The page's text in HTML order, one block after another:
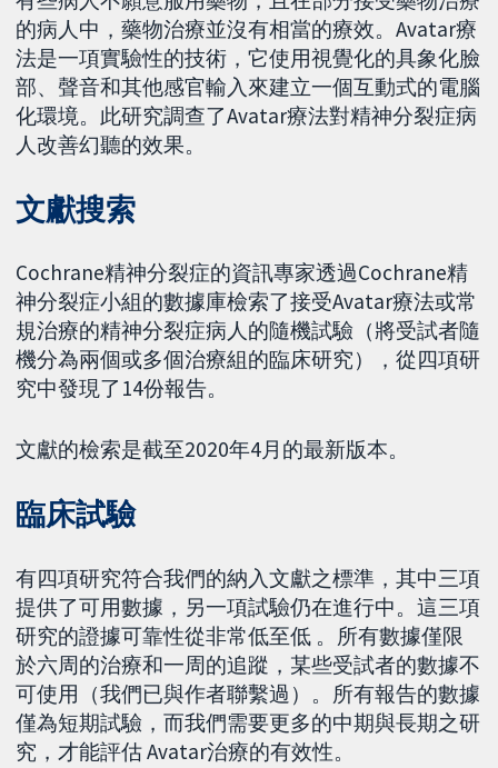
的病人中，藥物治療並沒有相當的療效。Avatar療
法是一項實驗性的技術，它使用視覺化的具象化臉
部、聲音和其他感官輸入來建立一個互動式的電腦
化環境。此研究調查了Avatar療法對精神分裂症病
人改善幻聽的效果。
文獻搜索
Cochrane精神分裂症的資訊專家透過Cochrane精
神分裂症小組的數據庫檢索了接受Avatar療法或常
規治療的精神分裂症病人的隨機試驗（將受試者隨
機分為兩個或多個治療組的臨床研究），從四項研
究中發現了14份報告。
文獻的檢索是截至2020年4月的最新版本。
臨床試驗
有四項研究符合我們的納入文獻之標準，其中三項
提供了可用數據，另一項試驗仍在進行中。這三項
研究的證據可靠性從非常低至低 。所有數據僅限
於六周的治療和一周的追蹤，某些受試者的數據不
可使用（我們已與作者聯繫過）。所有報告的數據
僅為短期試驗，而我們需要更多的中期與長期之研
究，才能評估 Avatar治療的有效性。